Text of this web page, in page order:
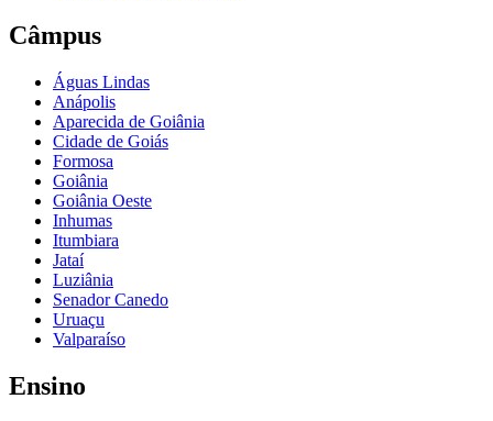
Câmpus
Águas Lindas
Anápolis
Aparecida de Goiânia
Cidade de Goiás
Formosa
Goiânia
Goiânia Oeste
Inhumas
Itumbiara
Jataí
Luziânia
Senador Canedo
Uruaçu
Valparaíso
Ensino